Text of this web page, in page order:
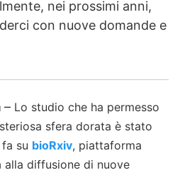
nei prossimi anni,
con nuove domande e
– Lo studio che ha permesso
sfera dorata è stato
su bioRxiv, piattaforma
diffusione di nuove